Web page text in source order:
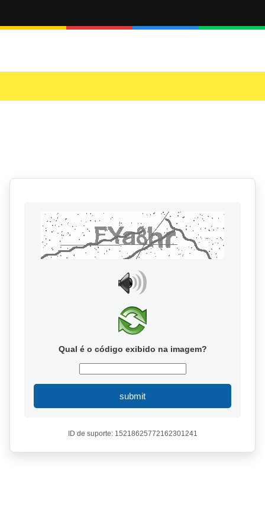
Qual é o código exibido na imagem?
submit
ID de suporte: 15218625772162301241